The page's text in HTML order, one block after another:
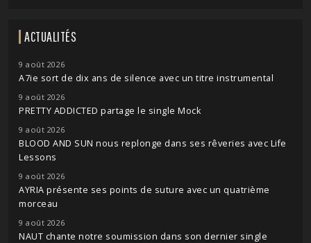
ACTUALITÉS
9 août 2026
A7ie sort de dix ans de silence avec un titre instrumental
9 août 2026
PRETTY ADDICTED partage le single Mock
9 août 2026
BLOOD AND SUN nous replonge dans ses rêveries avec Life
Lessons
9 août 2026
AYRIA présente ses points de suture avec un quatrième
morceau
9 août 2026
NAUT chante notre soumission dans son dernier single